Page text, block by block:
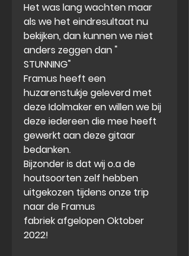
Het was lang wachten maar
als we het eindresultaat nu
bekijken, dan kunnen we niet
anders zeggen dan "
STUNNING"
Framus heeft een
huzarenstukje geleverd met
deze Idolmaker en willen we bij
deze iedereen die mee heeft
gewerkt aan deze gitaar
bedanken.
Bijzonder is dat wij o.a de
houtsoorten zelf hebben
uitgekozen tijdens onze trip
naar de Framus
fabriek afgelopen Oktober
2022!